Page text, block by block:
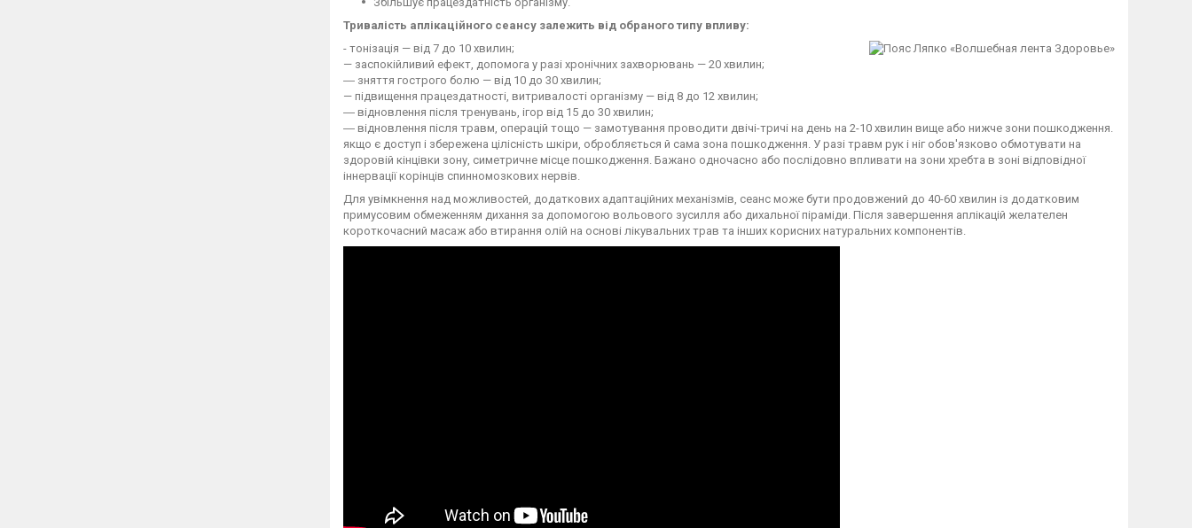
Тривалість аплікаційного сеансу залежить від обраного типу впливу:
- тонізація — від 7 до 10 хвилин;
— заспокійливий ефект, допомога у разі хронічних захворювань — 20 хвилин;
― зняття гострого болю — від 10 до 30 хвилин;
— підвищення працездатності, витривалості організму — від 8 до 12 хвилин;
― відновлення після тренувань, ігор від 15 до 30 хвилин;
― відновлення після травм, операцій тощо — замотування проводити двічі-тричі на день на 2-10 хвилин вище або нижче зони пошкодження.
якщо є доступ і збережена цілісність шкіри, обробляється й сама зона пошкодження. У разі травм рук і ніг обов'язково обмотувати на
здоровій кінцівки зону, симетричне місце пошкодження. Бажано одночасно або послідовно впливати на зони хребта в зоні відповідної
іннервації корінців спинномозкових нервів.
Для увімкнення над можливостей, додаткових адаптаційних механізмів, сеанс може бути продовжений до 40-60 хвилин із додатковим
примусовим обмеженням дихання за допомогою вольового зусилля або дихальної піраміди. Після завершення аплікацій желателен
короткочасний масаж або втирання олій на основі лікувальних трав та інших корисних натуральних компонентів.